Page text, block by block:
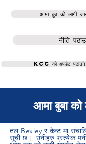
आमा बुबा को लागी
नीति
KCC को अपडेट पठाउने
आमा बुबा को
तल Bexley र केन्ट मा
सूची छ। उनीहरु प्रत्येक